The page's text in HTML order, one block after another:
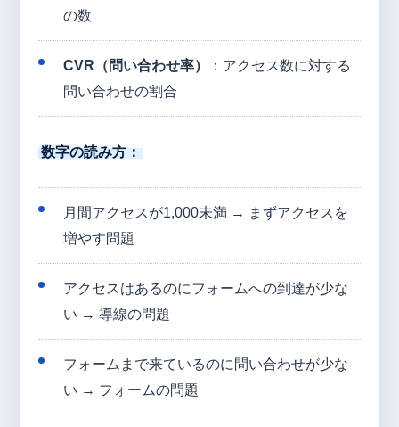
の数
CVR（問い合わせ率）
：アクセス数に対する
問い合わせの割合
数字の読み方：
月間アクセスが1,000未満 → まずアクセスを
増やす問題
アクセスはあるのにフォームへの到達が少な
い → 導線の問題
フォームまで来ているのに問い合わせが少な
い → フォームの問題